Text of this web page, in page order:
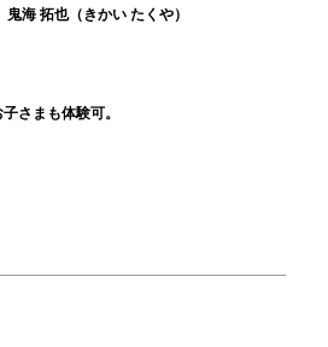
海 拓也（きかい たくや）
さまも体験可。